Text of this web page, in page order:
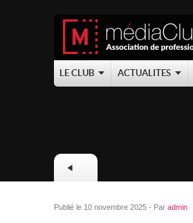
LE CLUB ACTUALITES
Publié le 10 novembre 2025 - Par admin